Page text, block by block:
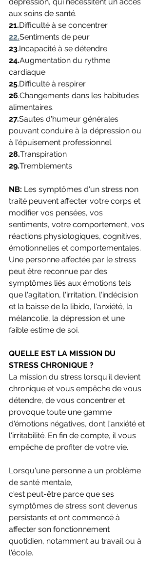
aux soins de santé.
21.Difficulté à se concentrer
22.Sentiments de peur
23.Incapacité à se détendre
24.Augmentation du rythme
cardiaque
25.Difficulté à respirer
26.Changements dans les habitudes
alimentaires.
27.Sautes d'humeur générales
pouvant conduire à la dépression ou
à l'épuisement professionnel.
28.Transpiration
29.Tremblements
NB: Les symptômes d'un stress non
traité peuvent affecter votre corps et
modifier vos pensées, vos
sentiments, votre comportement, vos
réactions physiologiques, cognitives,
émotionnelles et comportementales.
Une personne affectée par le stress
peut être reconnue par des
symptômes liés aux émotions tels
que l'agitation, l'irritation, l'indécision
et la baisse de la libido, l'anxiété, la
mélancolie, la dépression et une
faible estime de soi.
QUELLE EST LA MISSION DU
STRESS CHRONIQUE ?
La mission du stress lorsqu'il devient
chronique et vous empêche de vous
détendre, de vous concentrer et
provoque toute une gamme
d'émotions négatives, dont l'anxiété et
l'irritabilité. En fin de compte, il vous
empêche de profiter de votre vie.
Lorsqu'une personne a un problème
de santé mentale,
c'est peut-être parce que ses
symptômes de stress sont devenus
persistants et ont commencé à
affecter son fonctionnement
quotidien, notamment au travail ou à
l'école.